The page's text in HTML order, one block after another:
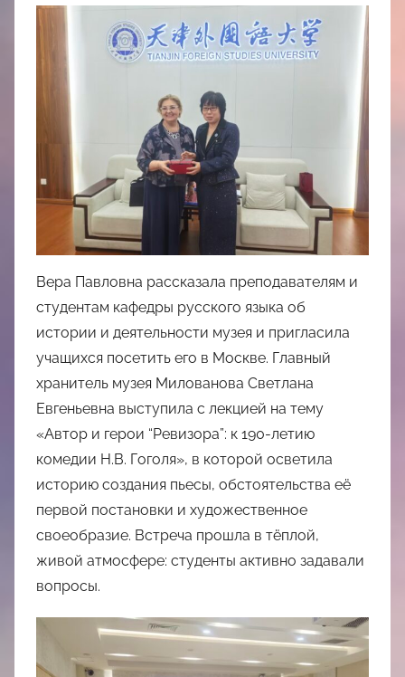
Вера Павловна рассказала преподавателям и
студентам кафедры русского языка об
истории и деятельности музея и пригласила
учащихся посетить его в Москве. Главный
хранитель музея Милованова Светлана
Евгеньевна выступила с лекцией на тему
«Автор и герои “Ревизора”: к 190-летию
комедии Н.В. Гоголя», в которой осветила
историю создания пьесы, обстоятельства её
первой постановки и художественное
своеобразие. Встреча прошла в тёплой,
живой атмосфере: студенты активно задавали
вопросы.